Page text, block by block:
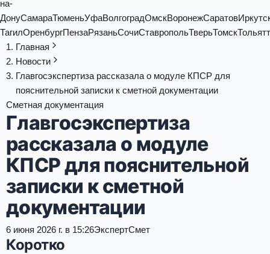
на-
ДонуСамараТюменьУфаВолгоградОмскВоронежСаратов
ТагилОренбургПензаРязаньСочиСтавропольТверьТомск
Главная
Новости
Главгосэкспертиза рассказала о модуле КПСР для
пояснительной записки к сметной документации
Сметная документация
Главгосэкспертиза
рассказала о модуле
КПСР для пояснительной
записки к сметной
документации
6 июня 2026 г. в 15:26ЭкспертСмет
Коротко